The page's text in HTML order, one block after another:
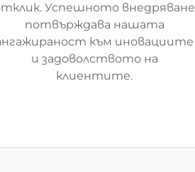
Успешното внедряване
потвърждава нашата
към иновациите
и задоволството на
клиентите.